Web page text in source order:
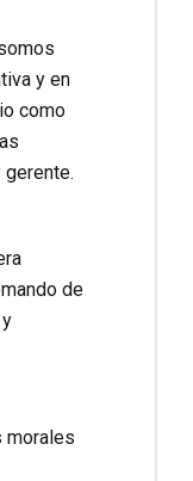
y en
como
gerente.
de
morales